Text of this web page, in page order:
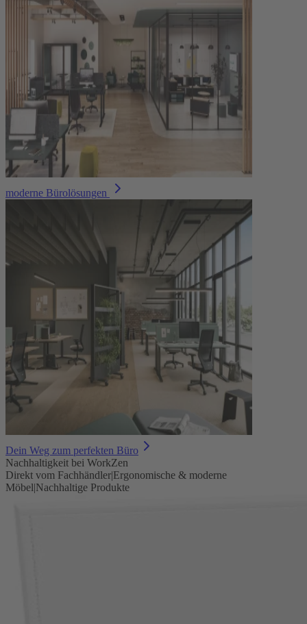
moderne Bürolösungen
Dein Weg zum perfekten Büro
Nachhaltigkeit bei WorkZen
Direkt vom Fachhändler|Ergonomische & moderne
Möbel|Nachhaltige Produkte